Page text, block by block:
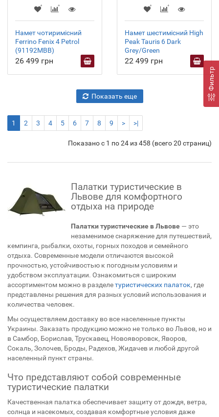
Фильтр
Намет чотиримісний
Ferrino Fenix 4 Petrol
(91192MBB)
26 499 грн
Намет шестимісний High
Peak Tauris 6 Dark
Grey/Green
22 499 грн
Показать еще
1 2 3 4 5 6 7 8 9 > >|
Показано с 1 по 24 из 458 (всего 20 страниц)
Палатки туристические в
Львове для комфортного
отдыха на природе
Палатки туристические в Львове — это
незаменимое снаряжение для путешествий,
кемпинга, рыбалки, охоты, горных походов и семейного
отдыха. Современные модели отличаются высокой
прочностью, устойчивостью к погодным условиям и
удобством эксплуатации. Ознакомиться с широким
ассортиментом можно в разделетуристических палаток, где
представлены решения для разных условий использования и
количества человек.
Мы осуществляем доставку во все населенные пункты
Украины. Заказать продукцию можно не только во Львов, но и
в Самбор, Борислав, Трускавец, Новояворовск, Яворов,
Сокаль, Золочев, Броды, Радехов, Жидачев и любой другой
населенный пункт страны.
Что представляют собой современные
туристические палатки
Качественная палатка обеспечивает защиту от дождя, ветра,
солнца и насекомых, создавая комфортные условия даже